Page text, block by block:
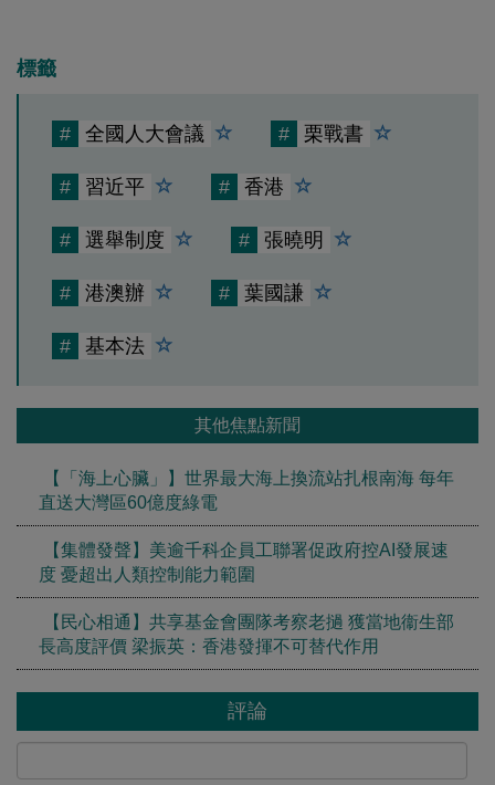
標籤
# 全國人大會議 # 栗戰書
# 習近平 # 香港
# 選舉制度 # 張曉明
# 港澳辦 # 葉國謙
# 基本法
其他焦點新聞
【「海上心臟」】世界最大海上換流站扎根南海 每年
直送大灣區60億度綠電
【集體發聲】美逾千科企員工聯署促政府控AI發展速
度 憂超出人類控制能力範圍
【民心相通】共享基金會團隊考察老撾 獲當地衞生部
長高度評價 梁振英：香港發揮不可替代作用
評論